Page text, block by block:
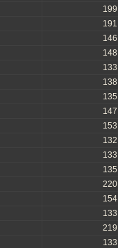
199
191
146
148
133
138
135
147
153
132
133
135
220
154
133
219
133